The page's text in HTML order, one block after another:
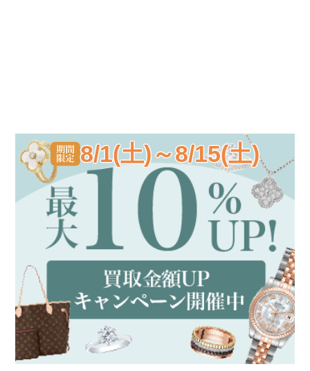
8/1(土)～8/15(土)